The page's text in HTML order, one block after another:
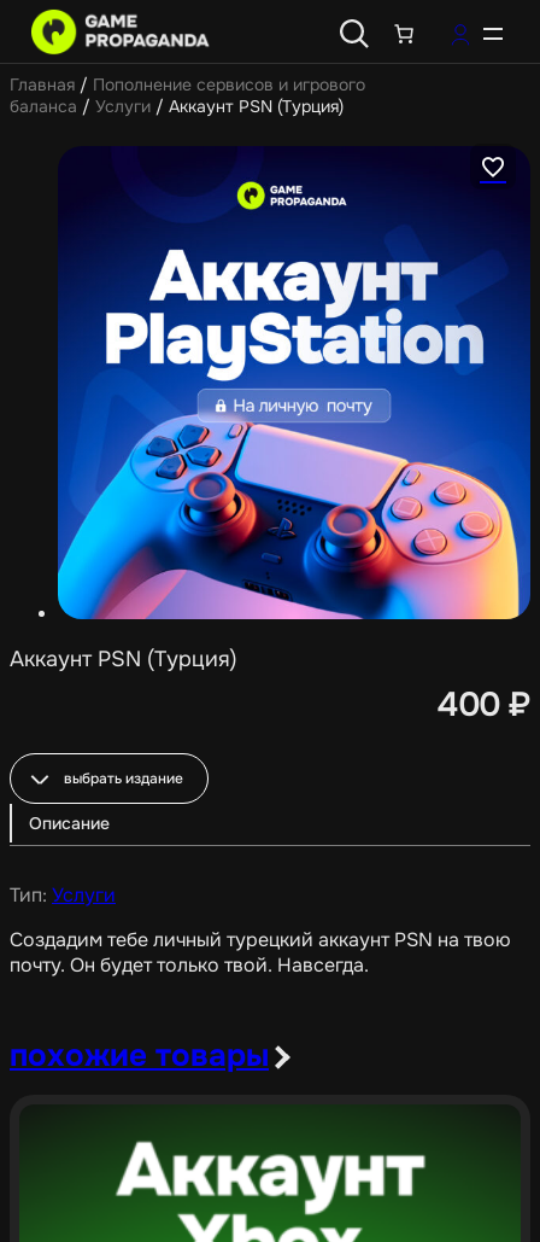
Главная / Пополнение сервисов и игрового
баланса / Услуги / Аккаунт PSN (Турция)
Аккаунт PSN (Турция)
400₽
выбрать издание
Описание
Тип: Услуги
Создадим тебе личный турецкий аккаунт PSN на твою
почту. Он будет только твой. Навсегда.
похожие товары